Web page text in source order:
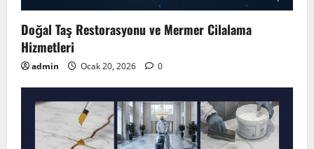
Doğal Taş Restorasyonu ve Mermer Cilalama
Hizmetleri
admin Ocak 20, 2026 0